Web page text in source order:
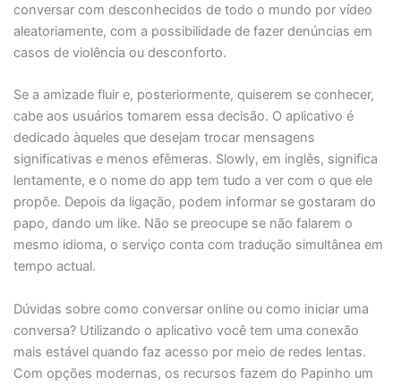
conversar com desconhecidos de todo o mundo por vídeo
aleatoriamente, com a possibilidade de fazer denúncias em
casos de violência ou desconforto.
Se a amizade fluir e, posteriormente, quiserem se conhecer,
cabe aos usuários tomarem essa decisão. O aplicativo é
dedicado àqueles que desejam trocar mensagens
significativas e menos efêmeras. Slowly, em inglês, significa
lentamente, e o nome do app tem tudo a ver com o que ele
propõe. Depois da ligação, podem informar se gostaram do
papo, dando um like. Não se preocupe se não falarem o
mesmo idioma, o serviço conta com tradução simultânea em
tempo actual.
Dúvidas sobre como conversar online ou como iniciar uma
conversa? Utilizando o aplicativo você tem uma conexão
mais estável quando faz acesso por meio de redes lentas.
Com opções modernas, os recursos fazem do Papinho um